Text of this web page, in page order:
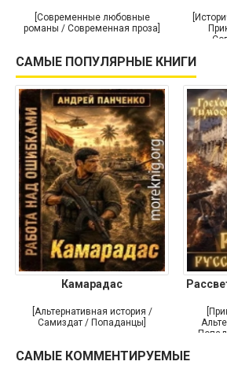
[Современные любовные
романы / Современная проза]
САМЫЕ ПОПУЛЯРНЫЕ КНИГИ
Камарадас
[Альтернативная история /
Самиздат / Попаданцы]
САМЫЕ КОММЕНТИРУЕМЫЕ